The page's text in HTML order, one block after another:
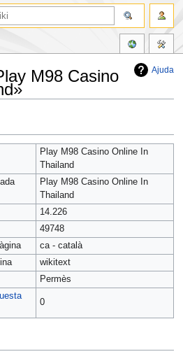
Ajuda
M98 Casino
Play M98 Casino Online In
Thailand
Play M98 Casino Online In
Thailand
14.226
49748
ca - català
wikitext
Permès
0